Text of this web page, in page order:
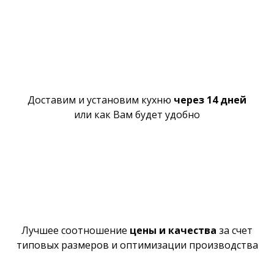
Доставим и установим кухню через 14 дней
или как Вам будет удобно
Лучшее соотношение цены и качества за счет
типовых размеров и оптимизации производства